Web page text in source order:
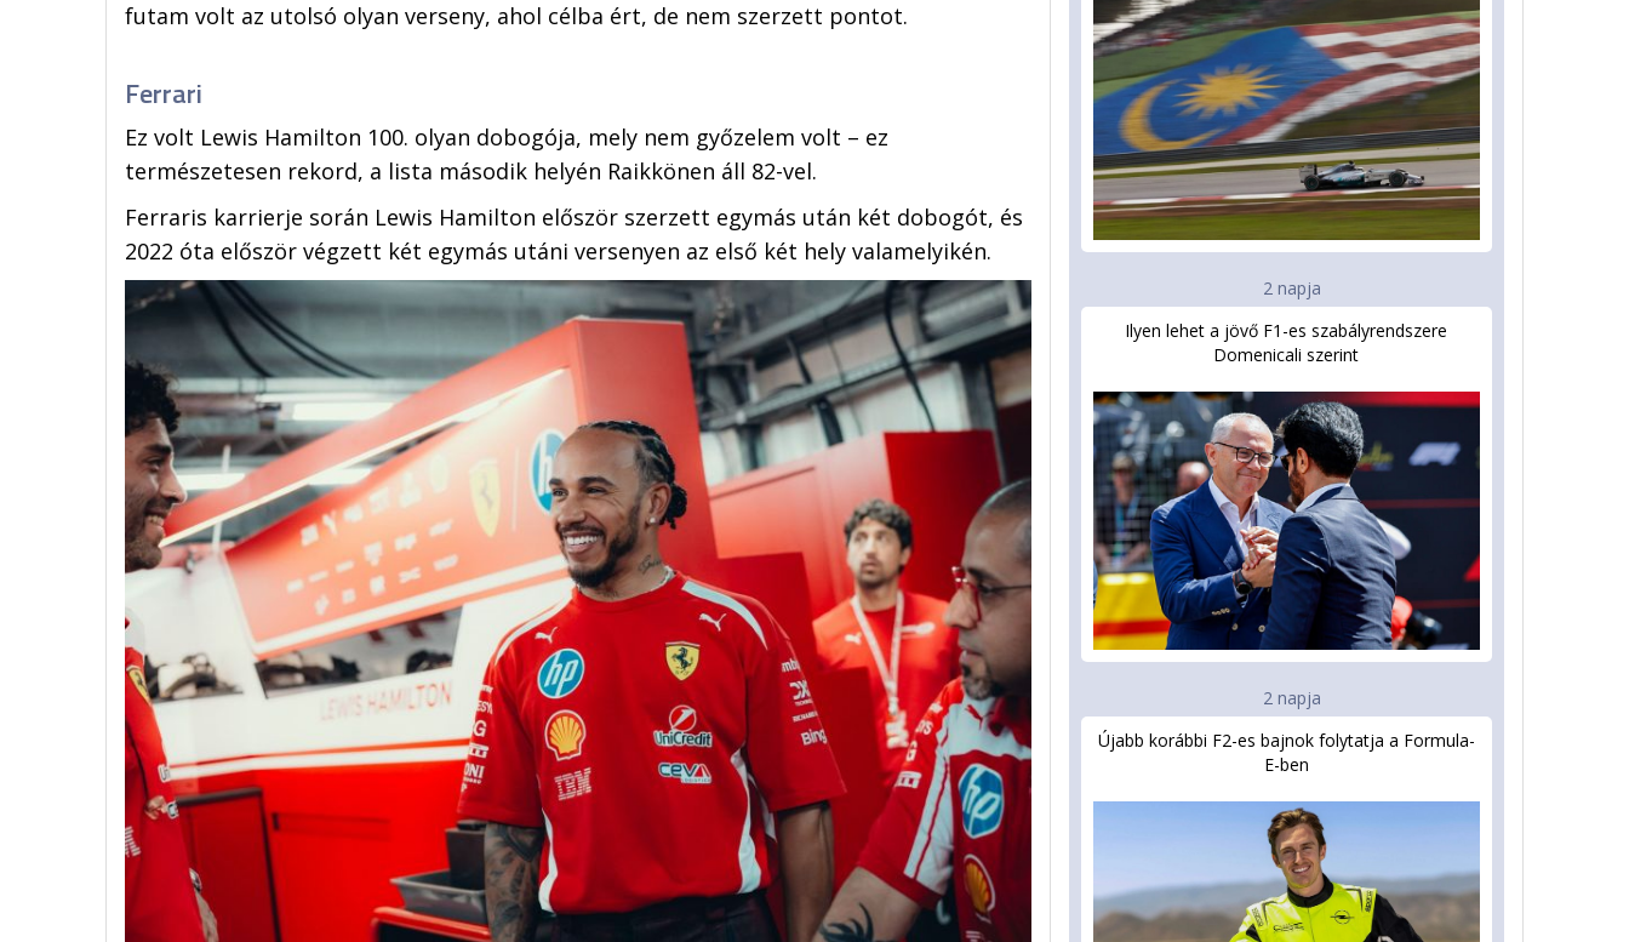
futam volt az utolsó olyan verseny, ahol célba ért, de nem szerzett pontot.
Ferrari
Ez volt Lewis Hamilton 100. olyan dobogója, mely nem győzelem volt – ez
természetesen rekord, a lista második helyén Raikkönen áll 82-vel.
Ferraris karrierje során Lewis Hamilton először szerzett egymás után két dobogót, és
2022 óta először végzett két egymás utáni versenyen az első két hely valamelyikén.
2 napja
Ilyen lehet a jövő F1-es szabályrendszere
Domenicali szerint
2 napja
Újabb korábbi F2-es bajnok folytatja a Formula-
E-ben